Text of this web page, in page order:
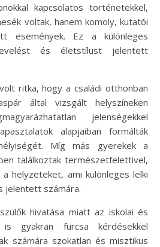
kapcsolatos történetekkel,
voltak, hanem komoly, kutatói
események. Ez a különleges
és életstílust jelentett
ritka, hogy a családi otthonban
által vizsgált helyszíneken
jelenségekkel
alapjaiban formálták
Míg más gyerekek a
találkoztak természetfelettivel,
helyzeteket, ami különleges lelki
jelentett számára.
hivatása miatt az iskolai és
gyakran furcsa kérdésekkel
számára szokatlan és misztikus